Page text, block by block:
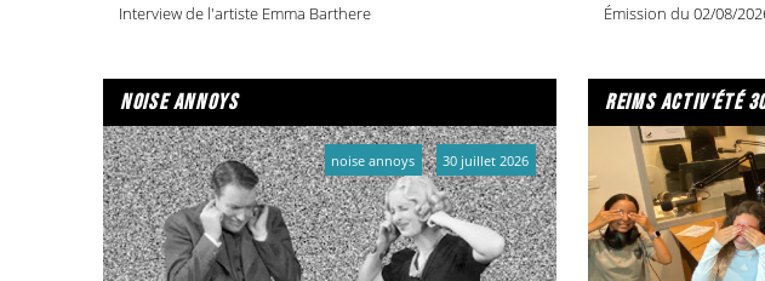
Interview de l'artiste Emma Barthere Émission du 02/08/
noise annoys
noise annoys 30 juillet 2026
reims activ'été